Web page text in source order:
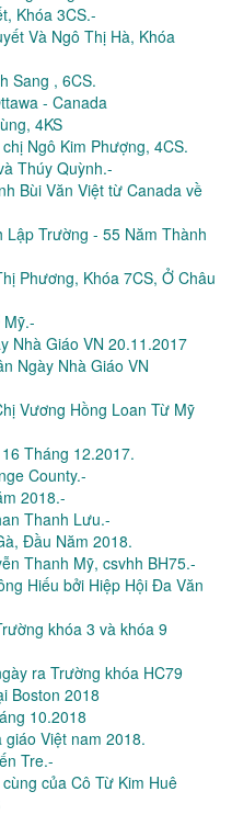
Khóa 3CS.-
Và Ngô Thị Hà, Khóa
Sang , 6CS.
- Canada
4KS
Ngô Kim Phượng, 4CS.
Thúy Quỳnh.-
Bùi Văn Việt từ Canada về
Lập Trường - 55 Năm Thành
Phương, Khóa 7CS, Ở Châu
Nhà Giáo VN 20.11.2017
Ngày Nhà Giáo VN
Vương Hồng Loan Từ Mỹ
Tháng 12.2017.
County.-
2018.-
Thanh Lưu.-
Đầu Năm 2018.
Thanh Mỹ, csvhh BH75.-
Hiếu bởi Hiệp Hội Đa Văn
khóa 3 và khóa 9
ra Trường khóa HC79
Boston 2018
10.2018
Việt nam 2018.
Tre.-
của Cô Từ Kim Huê